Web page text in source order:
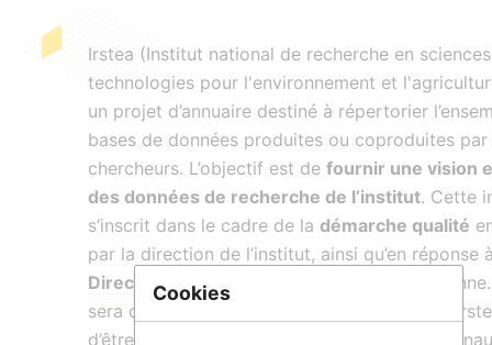
Irstea (Institut national de recherche en
technologies pour l'environnement et
un projet d’annuaire destiné à répertorier
bases de données produites ou coproduites par
chercheurs. L’objectif est de fournir une vision
des données de recherche de l’institut. Cette
s’inscrit dans le cadre de la démarche qualité
par la direction de l’institut, ainsi qu’en réponse
Directive Inspire
de la Commission européenne.
sera d’abord testé par 3 centres pilotes de
d’être déployé à l’ensemble des centres
Cookies